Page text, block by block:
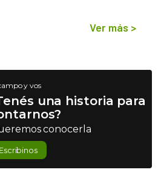
Ver más >
y vos
una historia para
conocerla
Escribinos